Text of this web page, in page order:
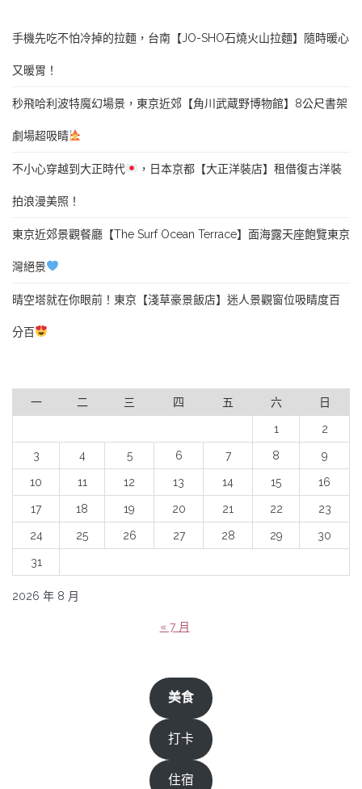
手機先吃不怕冷掉的拉麵，台南【JO-SHO石燒火山拉麵】隨時暖心
又暖胃！
秒飛哈利波特魔幻場景，東京近郊【角川武蔵野博物館】8公尺書架
劇場超吸睛
不小心穿越到大正時代 ，日本京都【大正洋裝店】租借復古洋裝
拍浪漫美照！
東京近郊景觀餐廳【The Surf Ocean Terrace】面海露天座飽覽東京
灣絕景
晴空塔就在你眼前！東京【淺草豪景飯店】迷人景觀窗位吸睛度百
分百
2026 年 8 月
一 二 三 四 五 六 日
1 2
3 4 5 6 7 8 9
10 11 12 13 14 15 16
17 18 19 20 21 22 23
24 25 26 27 28 29 30
31
« 7 月
美食
打卡
住宿